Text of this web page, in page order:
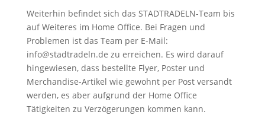
Weiterhin befindet sich das STADTRADELN-Team bis
auf Weiteres im Home Office. Bei Fragen und
Problemen ist das Team per E-Mail:
info@stadtradeln.de zu erreichen. Es wird darauf
hingewiesen, dass bestellte Flyer, Poster und
Merchandise-Artikel wie gewohnt per Post versandt
werden, es aber aufgrund der Home Office
Tätigkeiten zu Verzögerungen kommen kann.